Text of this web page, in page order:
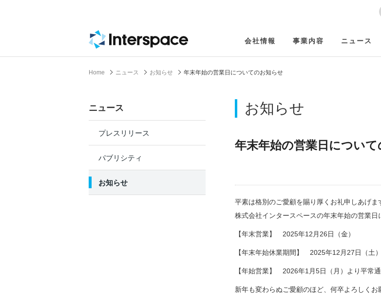
会社情報 事業内容 ニュース
Home ニュース お知らせ 年末年始の営業日についてのお知らせ
お知らせ
年末年始の営業日につい
平素は格別のご愛顧を賜り厚くお礼申しあげま
株式会社インタースペースの年末年始の営業日
【年末営業】 2025年12月26日（金）
【年末年始休業期間】 2025年12月27日（土
【年始営業】 2026年1月5日（月）より平常
新年も変わらぬご愛顧のほど、何卒よろしくお
ニュース
プレスリリース
パブリシティ
お知らせ